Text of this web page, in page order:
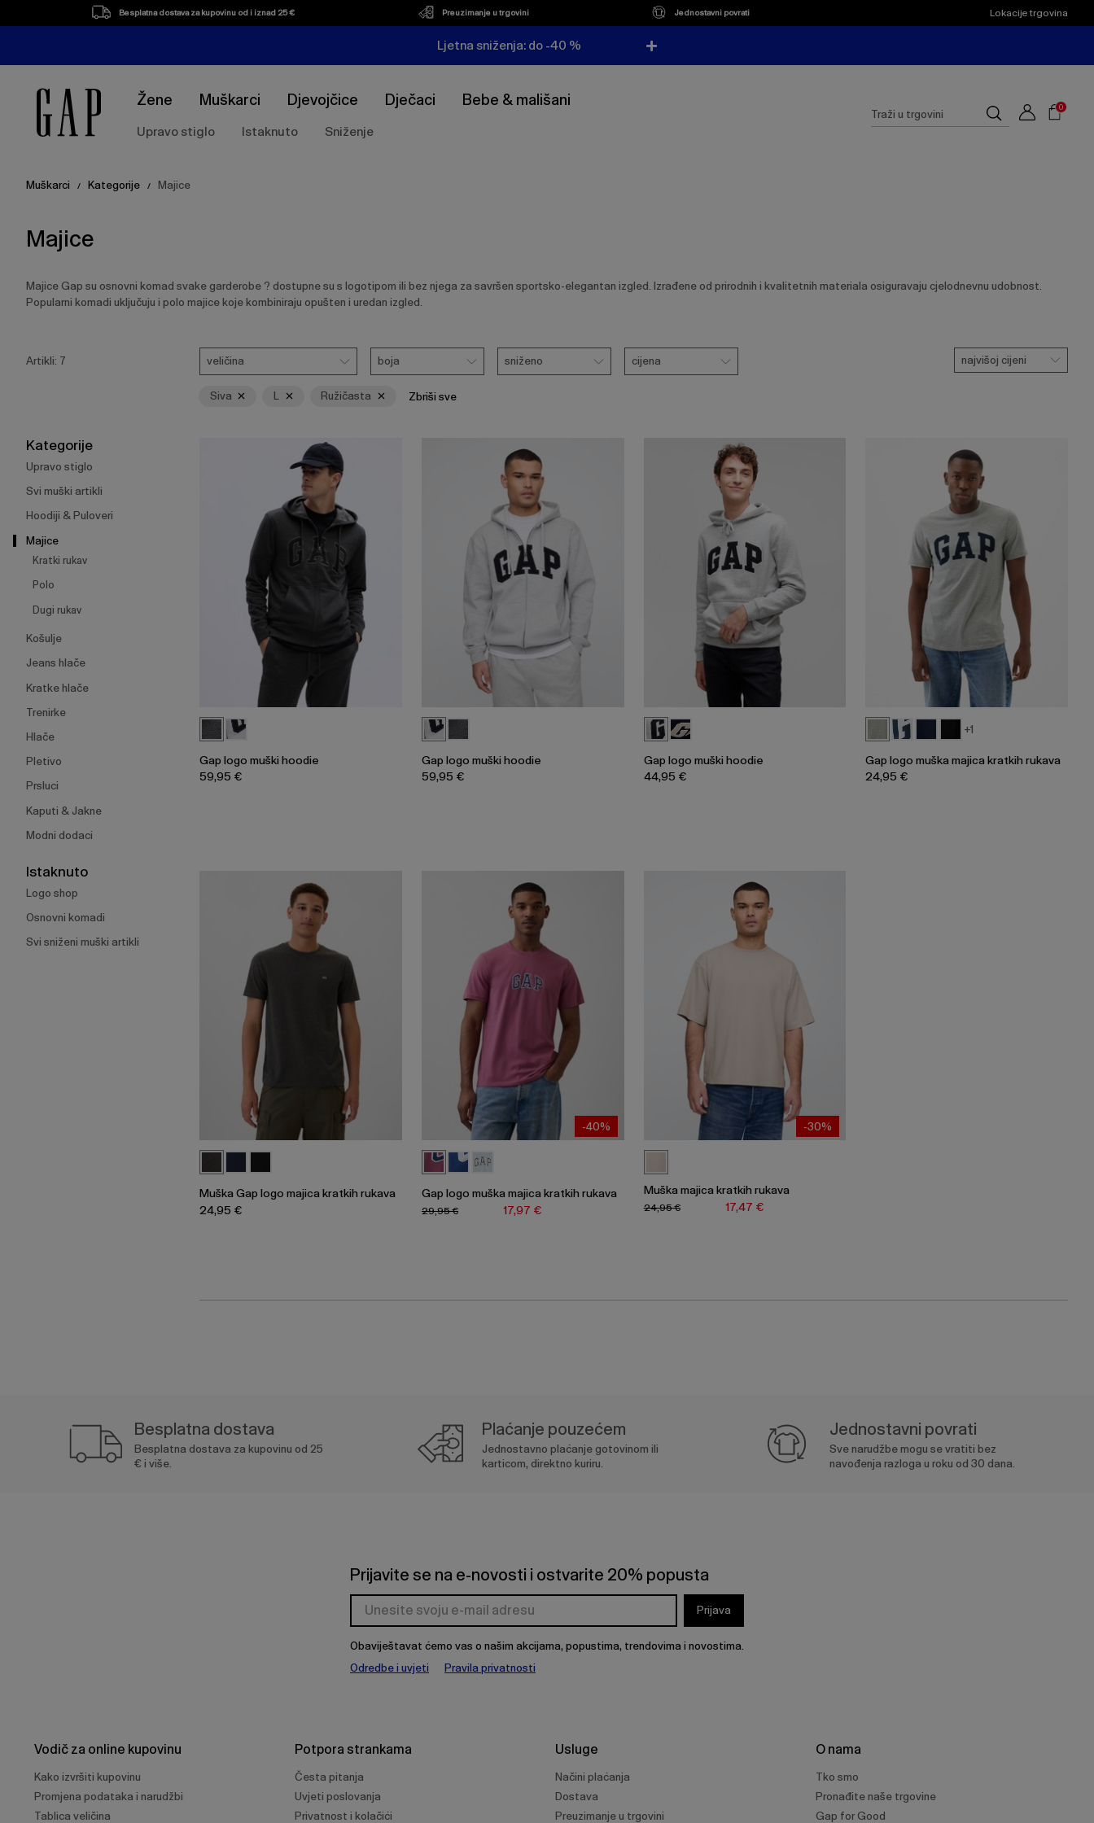
Besplatna dostava za kupovinu od i iznad 25 € Preuzimanje u trgovini Jednostavni povrati Lokacije trgovina
Ljetna sniženja: do -40 %
Žene Muškarci Djevojčice Dječaci Bebe & mališani
Upravo stiglo Istaknuto Sniženje
Suggested
site
content
Traži
u
0
Muškarci / Kategorije / Majice
Majice
Majice Gap su osnovni komad svake garderobe ? dostupne su s logotipom ili bez njega za savršen sportsko-elegantan izgled. Izrađene od prirodnih i kvalitetnih materiala osiguravaju cjelodnevnu udobnost.
Popularni komadi uključuju i polo majice koje kombiniraju opušten i uredan izgled.
tipku
širenje
izbornika.
Artikli: 7
Veličina
veličina
Boja
boja
Sniženo
sniženo
Cijena
cijena najvišoj cijeni
Siva L Ružičasta Zbriši sve
Kategorije
Upravo stiglo
Svi muški artikli
Hoodiji & Puloveri
Majice
Kratki rukav
Polo
Dugi rukav
Košulje
Jeans hlače
Kratke hlače
Trenirke
Hlače
Pletivo
Prsluci
Kaputi & Jakne
Modni dodaci
Istaknuto
Logo shop
Osnovni komadi
Svi sniženi muški artikli
Popis
proizvoda
Gap logo muški hoodie
59,95 €
Gap logo muški hoodie
59,95 €
Gap logo muški hoodie
44,95 €
+1
Gap logo muška majica kratkih rukava
24,95 €
Muška Gap logo majica kratkih rukava
24,95 €
-40%
Gap logo muška majica kratkih rukava
17,97 €
29,95 €
-30%
Muška majica kratkih rukava
17,47 €
24,95 €
Besplatna dostava
Besplatna dostava za kupovinu od 25
€ i više.
Plaćanje pouzećem
Jednostavno plaćanje gotovinom ili
karticom, direktno kuriru.
Jednostavni povrati
Sve narudžbe mogu se vratiti bez
navođenja razloga u roku od 30 dana.
Prijavite se na e-novosti i ostvarite 20% popusta
Prijava
Obaviještavat ćemo vas o našim akcijama, popustima, trendovima i novostima.
Odredbe i uvjeti
Pravila privatnosti
Vodič za online kupovinu
Kako izvršiti kupovinu
Promjena podataka i narudžbi
Tablica veličina
Potpora strankama
Česta pitanja
Uvjeti poslovanja
Privatnost i kolačići
Usluge
Načini plaćanja
Dostava
Preuzimanje u trgovini
O nama
Tko smo
Pronađite naše trgovine
Gap for Good